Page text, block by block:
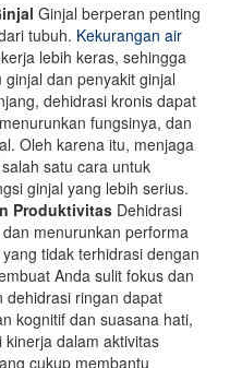
Ginjal berperan penting
tubuh. Kekurangan air
lebih keras, sehingga
dan penyakit ginjal
dehidrasi kronis dapat
fungsinya, dan
Oleh karena itu, menjaga
satu cara untuk
ginjal yang lebih serius.
Produktivitas Dehidrasi
menurunkan performa
tidak terhidrasi dengan
Anda sulit fokus dan
dehidrasi ringan dapat
kognitif dan suasana hati,
dalam aktivitas
cukup membantu